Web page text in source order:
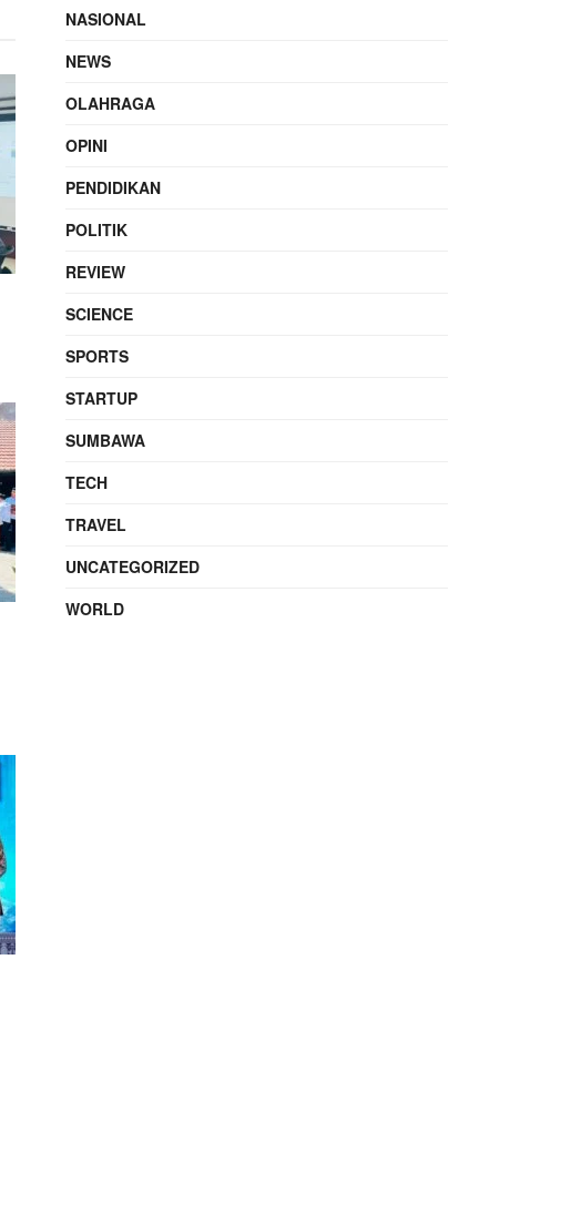
NASIONAL
NEWS
OLAHRAGA
OPINI
PENDIDIKAN
POLITIK
REVIEW
SCIENCE
SPORTS
STARTUP
SUMBAWA
TECH
TRAVEL
UNCATEGORIZED
WORLD